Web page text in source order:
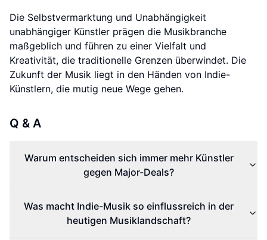
Die Selbstvermarktung und Unabhängigkeit
unabhängiger Künstler prägen die Musikbranche
maßgeblich und führen zu einer Vielfalt und
Kreativität, die traditionelle Grenzen überwindet. Die
Zukunft der Musik liegt in den Händen von Indie-
Künstlern, die mutig neue Wege gehen.
Q & A
Warum entscheiden sich immer mehr Künstler
gegen Major-Deals?
Was macht Indie-Musik so einflussreich in der
heutigen Musiklandschaft?